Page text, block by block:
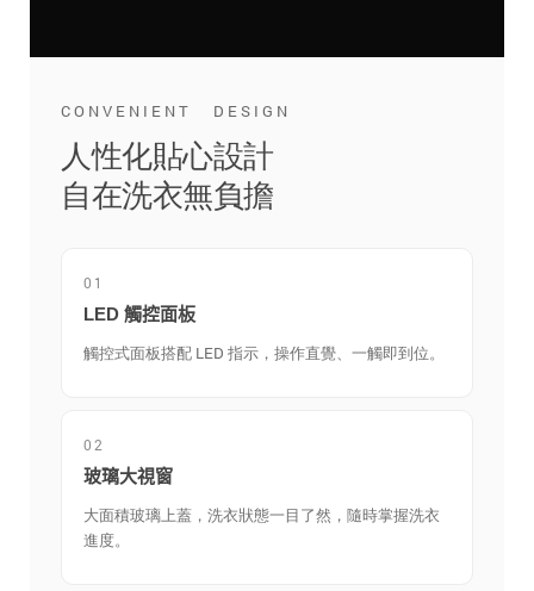
CONVENIENT DESIGN
人性化貼心設計
自在洗衣無負擔
01
LED 觸控面板
觸控式面板搭配 LED 指示，操作直覺、一觸即到位。
02
玻璃大視窗
大面積玻璃上蓋，洗衣狀態一目了然，隨時掌握洗衣
進度。